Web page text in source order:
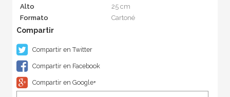
Alto
25 cm
Formato
Cartoné
Compartir en Twitter
Compartir en Facebook
Compartir en Google+